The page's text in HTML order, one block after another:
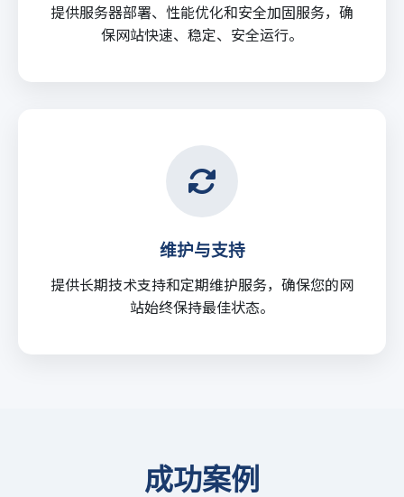
提供服务器部署、性能优化和安全加固服务，确
保网站快速、稳定、安全运行。
维护与支持
提供长期技术支持和定期维护服务，确保您的网
站始终保持最佳状态。
成功案例